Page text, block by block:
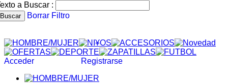
a Buscar :
Buscar Borrar Filtro
Acceder Registrarse